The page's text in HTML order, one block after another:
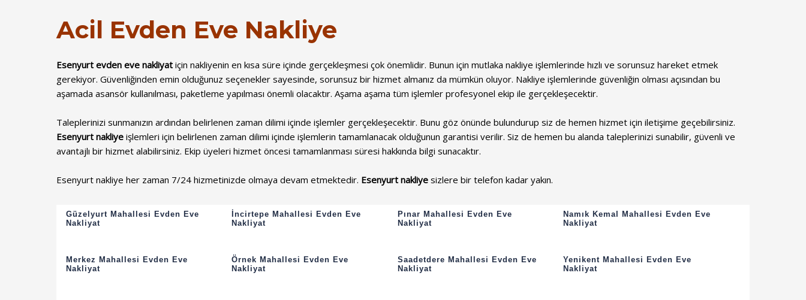
Acil Evden Eve Nakliye
Esenyurt evden eve nakliyat için nakliyenin en kısa süre içinde gerçekleşmesi çok önemlidir. Bunun için mutlaka nakliye işlemlerinde hızlı ve sorunsuz hareket etmek
gerekiyor. Güvenliğinden emin olduğunuz seçenekler sayesinde, sorunsuz bir hizmet almanız da mümkün oluyor. Nakliye işlemlerinde güvenliğin olması açısından bu
aşamada asansör kullanılması, paketleme yapılması önemli olacaktır. Aşama aşama tüm işlemler profesyonel ekip ile gerçekleşecektir.
Taleplerinizi sunmanızın ardından belirlenen zaman dilimi içinde işlemler gerçekleşecektir. Bunu göz önünde bulundurup siz de hemen hizmet için iletişime geçebilirsiniz.
Esenyurt nakliye işlemleri için belirlenen zaman dilimi içinde işlemlerin tamamlanacak olduğunun garantisi verilir. Siz de hemen bu alanda taleplerinizi sunabilir, güvenli ve
avantajlı bir hizmet alabilirsiniz. Ekip üyeleri hizmet öncesi tamamlanması süresi hakkında bilgi sunacaktır.
Esenyurt nakliye her zaman 7/24 hizmetinizde olmaya devam etmektedir. Esenyurt nakliye sizlere bir telefon kadar yakın.
Güzelyurt Mahallesi Evden Eve
Nakliyat
İncirtepe Mahallesi Evden Eve
Nakliyat
Pınar Mahallesi Evden Eve
Nakliyat
Namık Kemal Mahallesi Evden Eve
Nakliyat
Merkez Mahallesi Evden Eve
Nakliyat
Örnek Mahallesi Evden Eve
Nakliyat
Saadetdere Mahallesi Evden Eve
Nakliyat
Yenikent Mahallesi Evden Eve
Nakliyat